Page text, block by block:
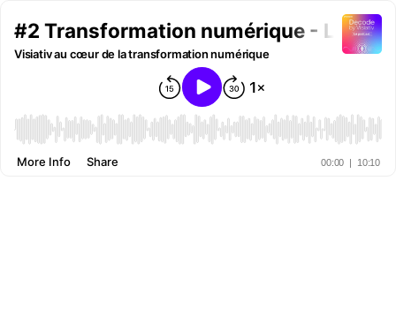
#2 Transformation numérique - Les
Visiativ au cœur de la transformation numérique
00:00 | 10:10
More Info Share